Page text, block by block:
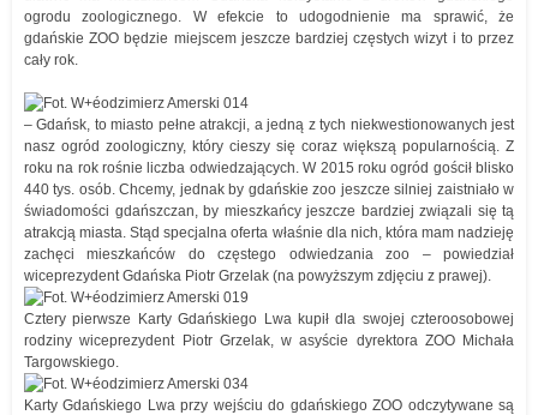
ogrodu zoologicznego. W efekcie to udogodnienie ma sprawić, że
gdańskie ZOO będzie miejscem jeszcze bardziej częstych wizyt i to przez
cały rok.
– Gdańsk, to miasto pełne atrakcji, a jedną z tych niekwestionowanych jest
nasz ogród zoologiczny, który cieszy się coraz większą popularnością. Z
roku na rok rośnie liczba odwiedzających. W 2015 roku ogród gościł blisko
440 tys. osób. Chcemy, jednak by gdańskie zoo jeszcze silniej zaistniało w
świadomości gdańszczan, by mieszkańcy jeszcze bardziej związali się tą
atrakcją miasta. Stąd specjalna oferta właśnie dla nich, która mam nadzieję
zachęci mieszkańców do częstego odwiedzania zoo – powiedział
wiceprezydent Gdańska Piotr Grzelak (na powyższym zdjęciu z prawej).
Cztery pierwsze Karty Gdańskiego Lwa kupił dla swojej czteroosobowej
rodziny wiceprezydent Piotr Grzelak, w asyście dyrektora ZOO Michała
Targowskiego.
Karty Gdańskiego Lwa przy wejściu do gdańskiego ZOO odczytywane są